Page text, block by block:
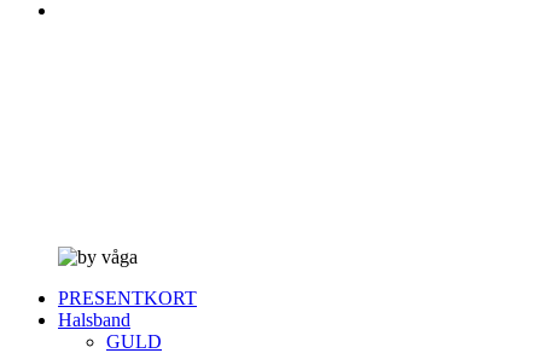
PRESENTKORT
Halsband
GULD